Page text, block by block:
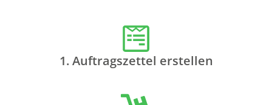
1. Auftragszettel erstellen